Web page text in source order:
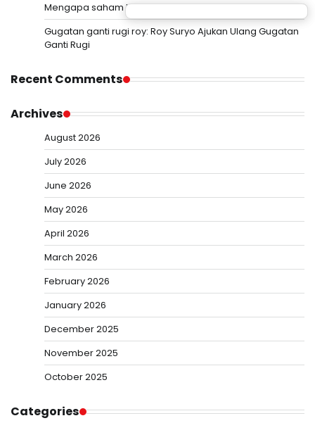
Mengapa saham Kioxia turun tajam meski laba naik
Gugatan ganti rugi roy: Roy Suryo Ajukan Ulang Gugatan
Ganti Rugi
Recent Comments
Archives
August 2026
July 2026
June 2026
May 2026
April 2026
March 2026
February 2026
January 2026
December 2025
November 2025
October 2025
Categories